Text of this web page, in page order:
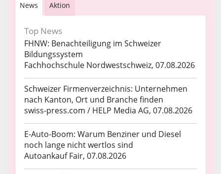
News Aktion
Top News
FHNW: Benachteiligung im Schweizer
Bildungssystem
Fachhochschule Nordwestschweiz, 07.08.2026
Schweizer Firmenverzeichnis: Unternehmen
nach Kanton, Ort und Branche finden
swiss-press.com / HELP Media AG, 07.08.2026
E-Auto-Boom: Warum Benziner und Diesel
noch lange nicht wertlos sind
Autoankauf Fair, 07.08.2026